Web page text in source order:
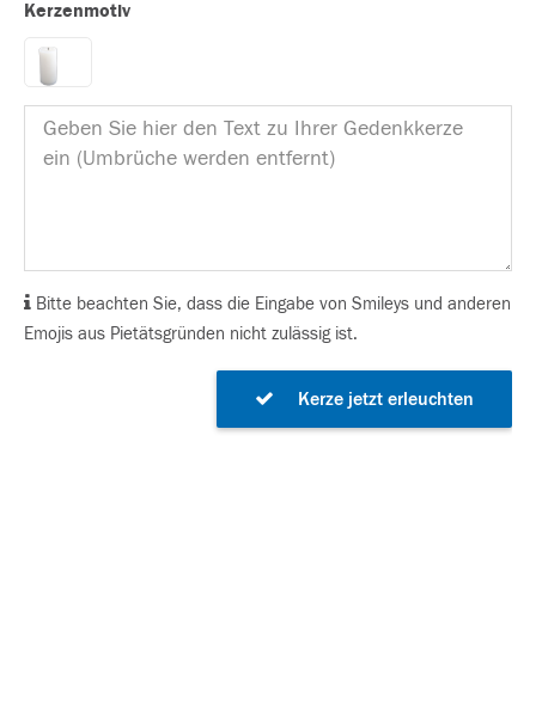
Kerzenmotiv
Bitte beachten Sie, dass die Eingabe von Smileys und anderen
Emojis aus Pietätsgründen nicht zulässig ist.
Kerze jetzt erleuchten